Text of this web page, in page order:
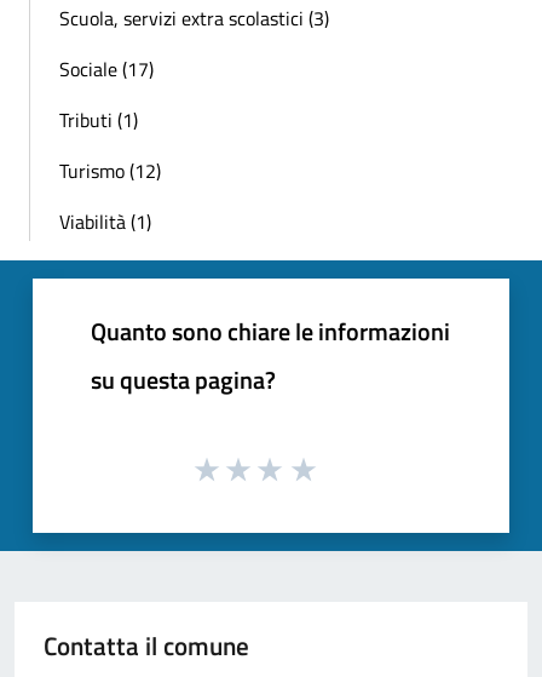
Scuola, servizi extra scolastici (3)
Sociale (17)
Tributi (1)
Turismo (12)
Viabilità (1)
Quanto sono chiare le informazioni
su questa pagina?
Contatta il comune